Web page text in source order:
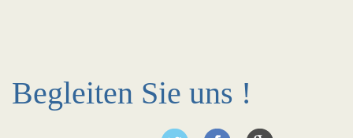
Begleiten Sie uns !